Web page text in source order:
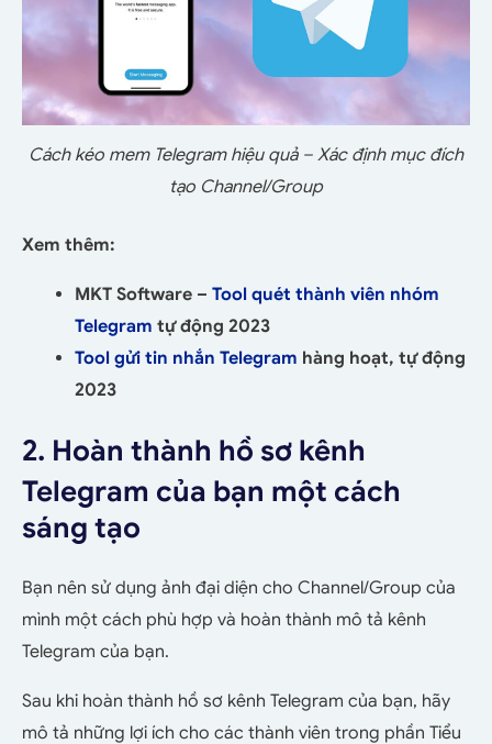
Cách kéo mem Telegram hiệu quả – Xác định mục đích
tạo Channel/Group
Xem thêm:
MKT Software – Tool quét thành viên nhóm
Telegram tự động 2023
Tool gửi tin nhắn Telegram hàng hoạt, tự động
2023
2. Hoàn thành hồ sơ kênh
Telegram của bạn một cách
sáng tạo
Bạn nên sử dụng ảnh đại diện cho Channel/Group của
mình một cách phù hợp và hoàn thành mô tả kênh
Telegram của bạn.
Sau khi hoàn thành hồ sơ kênh Telegram của bạn, hãy
mô tả những lợi ích cho các thành viên trong phần Tiểu